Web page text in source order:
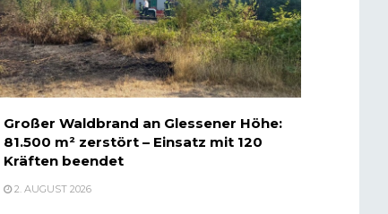
Großer Waldbrand an Glessener Höhe:
81.500 m² zerstört – Einsatz mit 120
Kräften beendet
2. AUGUST 2026